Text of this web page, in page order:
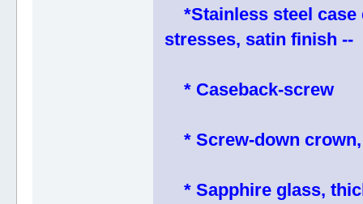
*Stainless steel case
stresses, satin finish --
* Caseback-screw
* Screw-down
* Sapphire glass,